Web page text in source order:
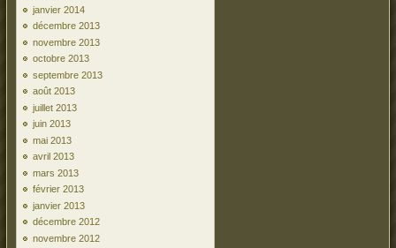
janvier 2014
décembre 2013
novembre 2013
octobre 2013
septembre 2013
août 2013
juillet 2013
juin 2013
mai 2013
avril 2013
mars 2013
février 2013
janvier 2013
décembre 2012
novembre 2012